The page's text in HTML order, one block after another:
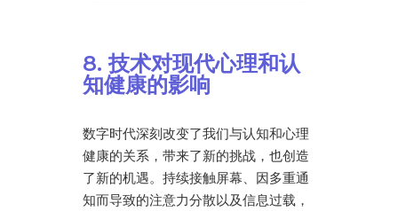
8. 技术对现代心理和认
知健康的影响
数字时代深刻改变了我们与认知和心理
健康的关系，带来了新的挑战，也创造
了新的机遇。持续接触屏幕、因多重通
知而导致的注意力分散以及信息过载，